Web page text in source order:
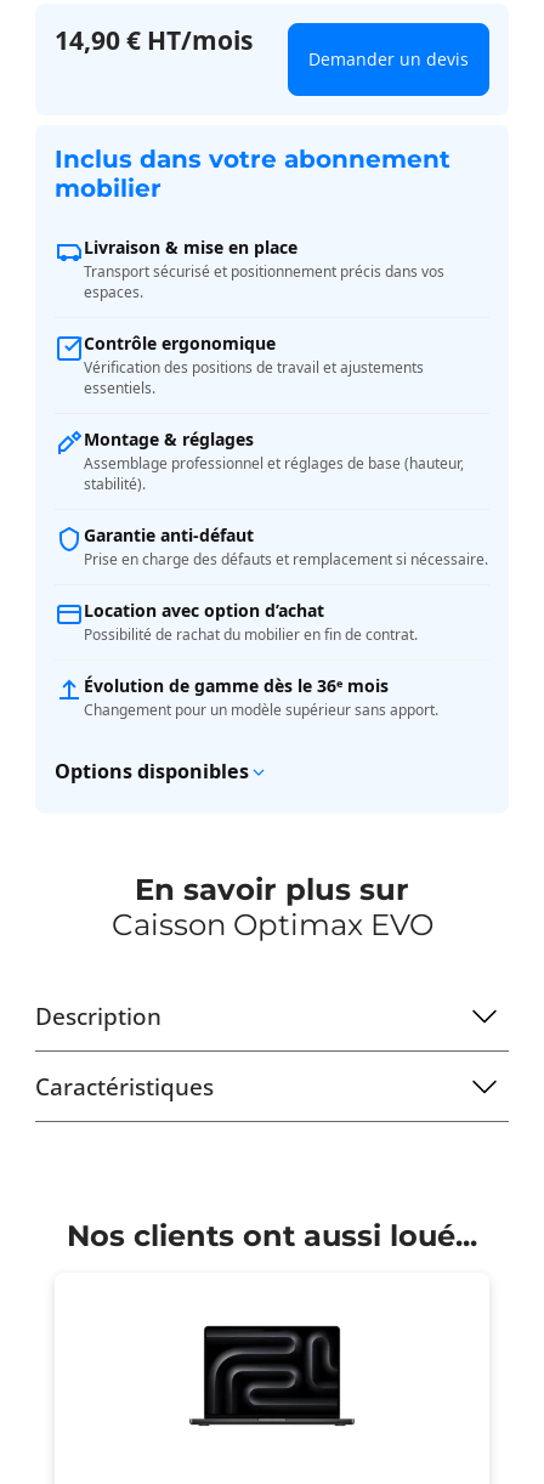
14,90 € HT/mois
Demander un devis
Inclus dans votre abonnement
mobilier
Livraison & mise en place
Transport sécurisé et positionnement précis dans vos
espaces.
Contrôle ergonomique
Vérification des positions de travail et ajustements
essentiels.
Montage & réglages
Assemblage professionnel et réglages de base (hauteur,
stabilité).
Garantie anti-défaut
Prise en charge des défauts et remplacement si nécessaire.
Location avec option d’achat
Possibilité de rachat du mobilier en fin de contrat.
Évolution de gamme dès le 36ᵉ mois
Changement pour un modèle supérieur sans apport.
Options disponibles
En savoir plus sur
Caisson Optimax EVO
Description
Caractéristiques
Nos clients ont aussi loué...